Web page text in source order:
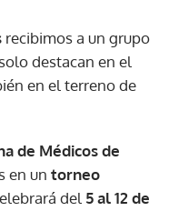
recibimos a un grupo
destacan en el
en el terreno de
de Médicos de
en un torneo
del 5 al 12 de